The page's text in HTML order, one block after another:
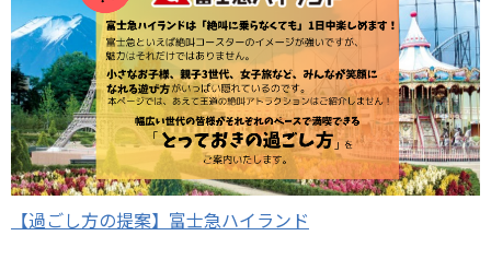
【過ごし方の提案】富士急ハイランド